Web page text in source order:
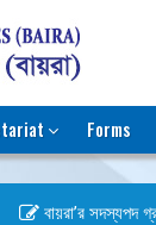
Forms
বায়রা’র সদস্যপদ